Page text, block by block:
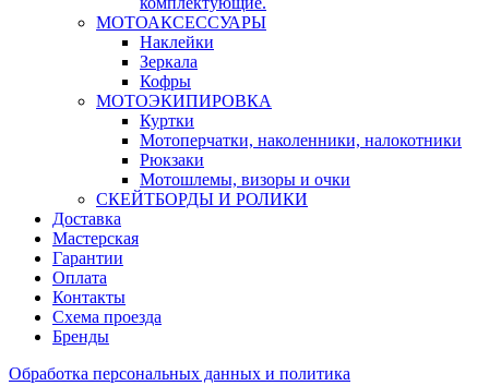
МОТОАКСЕССУАРЫ
Наклейки
Зеркала
Кофры
МОТОЭКИПИРОВКА
Куртки
Мотоперчатки, наколенники, налокотники
Рюкзаки
Мотошлемы, визоры и очки
СКЕЙТБОРДЫ И РОЛИКИ
Доставка
Мастерская
Гарантии
Оплата
Контакты
Схема проезда
Бренды
Обработка персональных данных и политика